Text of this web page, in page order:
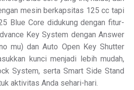
mesin berkapsitas 125 cc tapi
Blue Core didukung dengan fitur-
Key System dengan Answer
mu) dan Auto Open Key Shutter
kunci menjadi lebih mudah,
System, serta Smart Side Stand
aktivitas Anda sehari-hari.